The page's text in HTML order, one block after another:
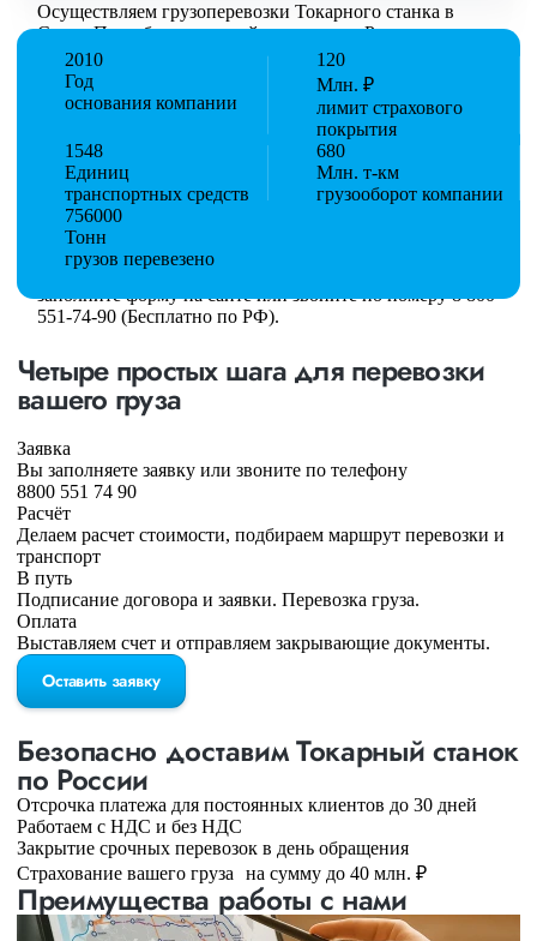
Осуществляем грузоперевозки Токарного станка в
Санкт-Петербурге, по всей территории России и стран
СНГ. Мы уже перевезли более 756 000 тонн грузов для
таких крупных компаний, как: Газпром, ЛСР,
Пиастрелла, Свел, Кровтрейд и многих других. Чтобы
убедиться зайдите в раздел «Наш опыт».
Предоставляем все стандартные виды дополнительных
услуг: оформление страховки, погрузочно-
разгрузочные работы, оформление документации,
экспедирование. За каждым клиентом закреплен
менеджер, который сообщит о текущем статусе вашего
груза. Чтобы получить коммерческое предложение
заполните форму на сайте или звоните по номеру 8 800
551-74-90 (Бесплатно по РФ).
2010
Год
основания компании
120
Млн. ₽
лимит страхового
покрытия
1548
Единиц
транспортных средств
680
Млн. т-км
грузооборот компании
756000
Тонн
грузов перевезено
Четыре простых шага для перевозки
вашего груза
Заявка
Вы заполняете заявку или звоните по телефону
8800 551 74 90
Расчёт
Делаем расчет стоимости, подбираем маршрут перевозки и
транспорт
В путь
Подписание договора и заявки. Перевозка груза.
Оплата
Выставляем счет и отправляем закрывающие документы.
Оставить заявку
Безопасно доставим Токарный станок
по России
Отсрочка платежа для постоянных клиентов до 30 дней
Работаем с НДС и без НДС
Закрытие срочных перевозок в день обращения
Страхование вашего груза на сумму до 40 млн. ₽
Преимущества работы с нами